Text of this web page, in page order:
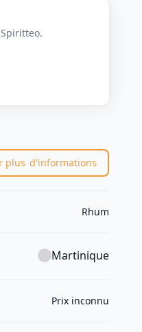
plus d'informations
Rhum
Martinique
Prix inconnu